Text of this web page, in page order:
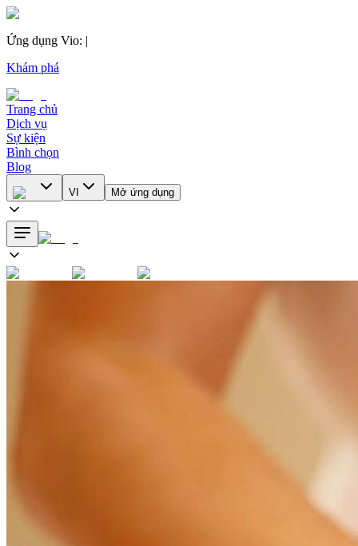
Ứng dụng Vio: |
Khám phá
Trang chủ
Dịch vụ
Sự kiện
Bình chọn
Blog
VI Mở ứng dụng